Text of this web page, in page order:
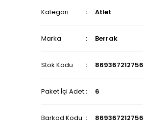
Kategori Atlet
Marka Berrak
Stok Kodu
Paket İçi Adet: 6
Barkod Kodu